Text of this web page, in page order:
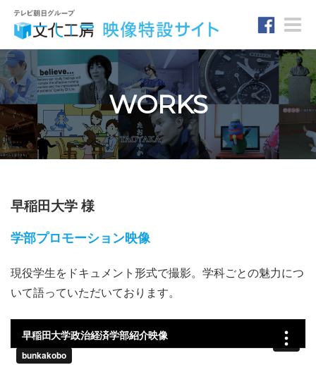
Toggle
WORKS
早稲田大学 様
学部プロモーション映像
現役学生をドキュメント形式で撮影。学科ごとの魅力につ
いて語っていただいております。